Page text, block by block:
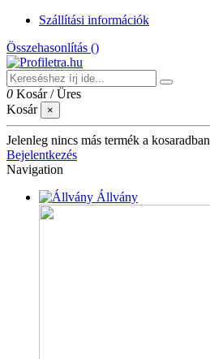
Szállítási információk
Összehasonlítás ()
0 Kosár /Üres
Kosár
×
Jelenleg nincs más termék a kosaradban
Bejelentkezés
Navigation
Állvány